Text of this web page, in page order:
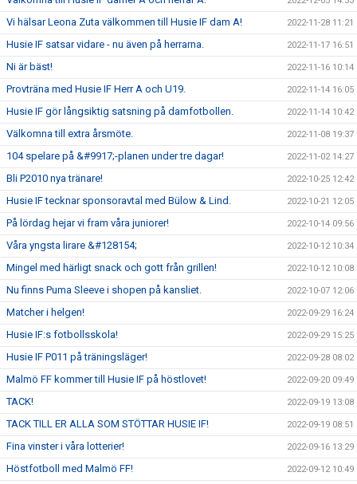
Vi hälsar Leona Zuta välkommen till Husie IF dam A! 2022-11-28 11:21
Husie IF satsar vidare - nu även på herrarna. 2022-11-17 16:51
Ni är bäst! 2022-11-16 10:14
Provträna med Husie IF Herr A och U19. 2022-11-14 16:05
Husie IF gör långsiktig satsning på damfotbollen. 2022-11-14 10:42
Välkomna till extra årsmöte. 2022-11-08 19:37
104 spelare på &#9917;-planen under tre dagar! 2022-11-02 14:27
Bli P2010 nya tränare! 2022-10-25 12:42
Husie IF tecknar sponsoravtal med Bülow & Lind. 2022-10-21 12:05
På lördag hejar vi fram våra juniorer! 2022-10-14 09:56
Våra yngsta lirare &#128154; 2022-10-12 10:34
Mingel med härligt snack och gott från grillen! 2022-10-12 10:08
Nu finns Puma Sleeve i shopen på kansliet. 2022-10-07 12:06
Matcher i helgen! 2022-09-29 16:24
Husie IF:s fotbollsskola! 2022-09-29 15:25
Husie IF P011 på träningsläger! 2022-09-28 08:02
Malmö FF kommer till Husie IF på höstlovet! 2022-09-20 09:49
TACK! 2022-09-19 13:08
TACK TILL ER ALLA SOM STÖTTAR HUSIE IF! 2022-09-19 08:51
Fina vinster i våra lotterier! 2022-09-16 13:29
Höstfotboll med Malmö FF! 2022-09-12 10:49